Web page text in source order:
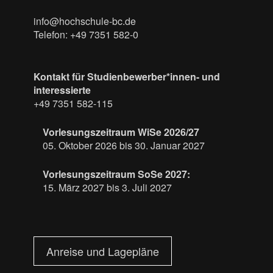
info@hochschule-bc.de
Telefon: +49 7351 582-0
Kontakt für Studienbewerber*innen- und
interessierte
+49 7351 582-115
Vorlesungszeitraum WiSe 2026/27
05. Oktober 2026 bis 30. Januar 2027
Vorlesungszeitraum SoSe 2027:
15. März 2027 bis 3. Juli 2027
Anreise und Lagepläne